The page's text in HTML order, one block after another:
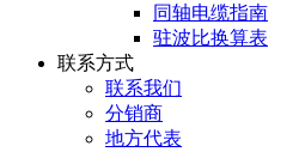
同轴电缆指南
驻波比换算表
联系方式
联系我们
分销商
地方代表